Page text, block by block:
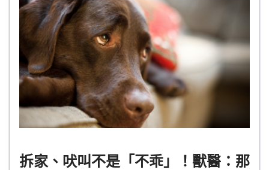
拆家、吠叫不是「不乖」！獸醫：那